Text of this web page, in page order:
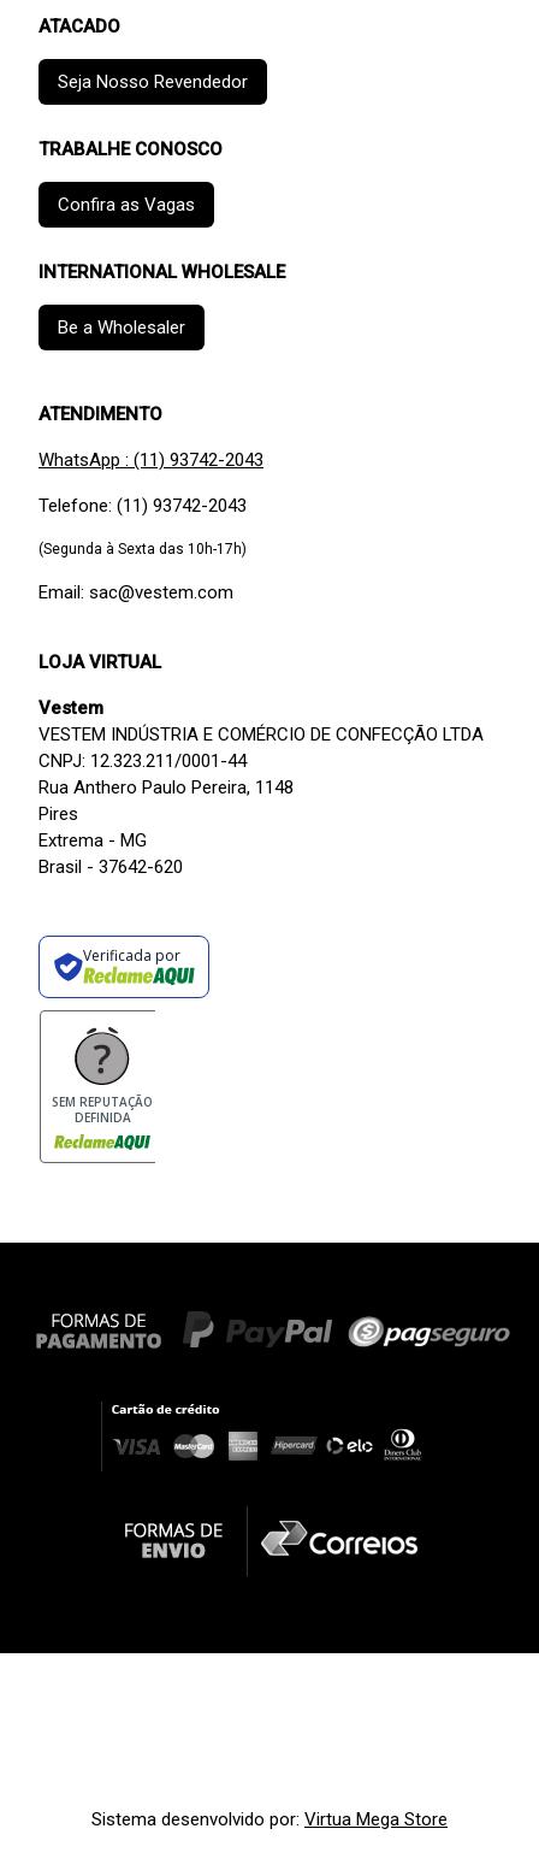
ATACADO
Seja Nosso Revendedor
TRABALHE CONOSCO
Confira as Vagas
INTERNATIONAL WHOLESALE
Be a Wholesaler
ATENDIMENTO
WhatsApp : (11) 93742-2043
Telefone: (11) 93742-2043
(Segunda à Sexta das 10h-17h)
Email: sac@vestem.com
LOJA VIRTUAL
Vestem
VESTEM INDÚSTRIA E COMÉRCIO DE CONFECÇÃO LTDA
CNPJ: 12.323.211/0001-44
Rua Anthero Paulo Pereira, 1148
Pires
Extrema - MG
Brasil - 37642-620
Verificada por
SEM REPUTAÇÃO
DEFINIDA
Sistema desenvolvido por: Virtua Mega Store